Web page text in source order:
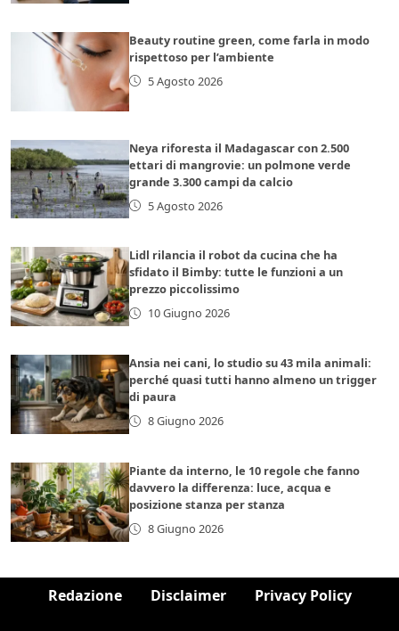
Beauty routine green, come farla in modo
rispettoso per l’ambiente
5 Agosto 2026
Neya riforesta il Madagascar con 2.500
ettari di mangrovie: un polmone verde
grande 3.300 campi da calcio
5 Agosto 2026
Lidl rilancia il robot da cucina che ha
sfidato il Bimby: tutte le funzioni a un
prezzo piccolissimo
10 Giugno 2026
Ansia nei cani, lo studio su 43 mila animali:
perché quasi tutti hanno almeno un trigger
di paura
8 Giugno 2026
Piante da interno, le 10 regole che fanno
davvero la differenza: luce, acqua e
posizione stanza per stanza
8 Giugno 2026
Redazione Disclaimer Privacy Policy